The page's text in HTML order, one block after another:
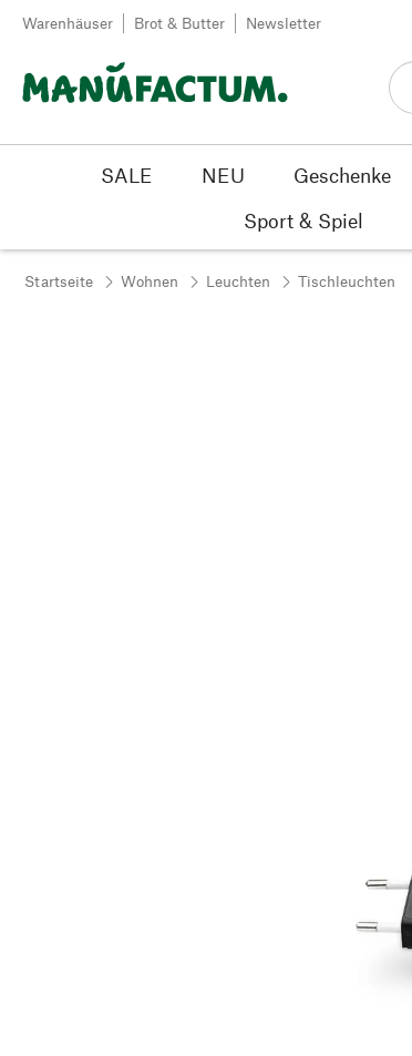
Zum Inhalt springen
Warenhäuser Brot & Butter Newsletter
SALE NEU Geschenke
Sport & Spiel
Startseite Wohnen Leuchten Tischleuchten